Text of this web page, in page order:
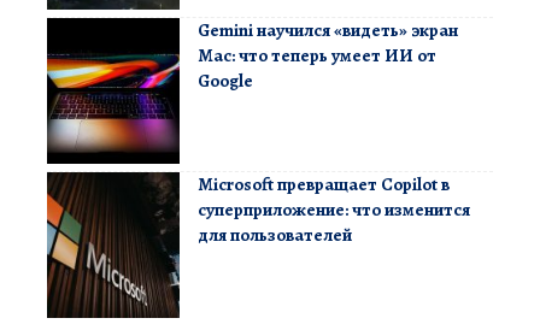
Gemini научился «видеть» экран
Mac: что теперь умеет ИИ от
Google
Microsoft превращает Copilot в
суперприложение: что изменится
для пользователей